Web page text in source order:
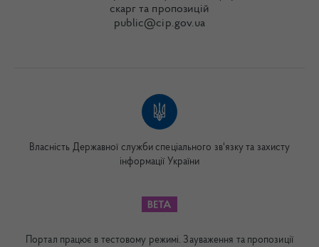
скарг та пропозицій
public@cip.gov.ua
Власність Державної служби спеціального зв'язку та захисту
інформації України
Портал працює в тестовому режимі. Зауваження та пропозиції